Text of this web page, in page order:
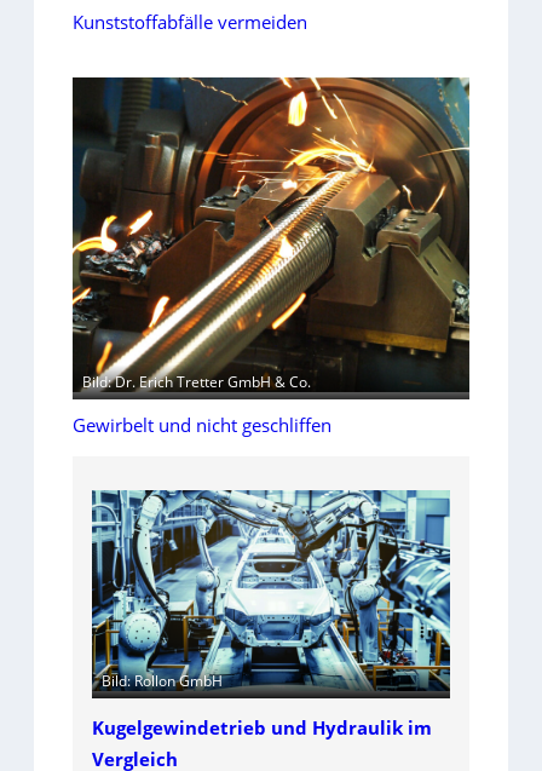
Kunststoffabfälle vermeiden
Bild: Dr. Erich Tretter GmbH & Co.
Gewirbelt und nicht geschliffen
Bild: Rollon GmbH
Kugelgewindetrieb und Hydraulik im
Vergleich